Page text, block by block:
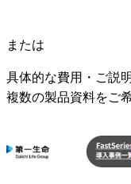
または
具体的な費用・ご説
複数の製品資料をご